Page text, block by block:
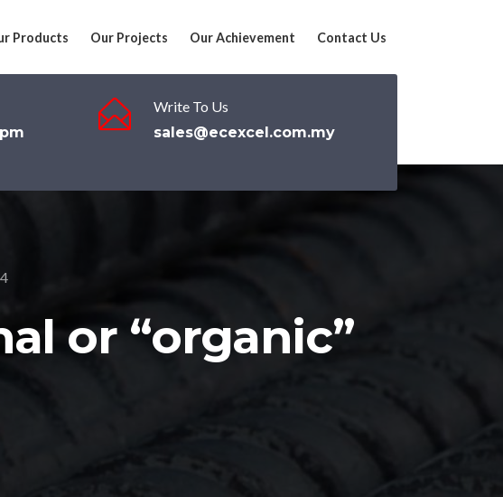
Products Our Projects Our Achievement Contact Us
Write To Us
sales@ecexcel.com.my
or “organic”